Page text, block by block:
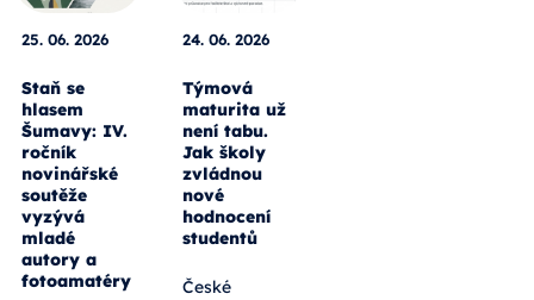
25. 06. 2026
Staň se
hlasem
Šumavy: IV.
ročník
novinářské
soutěže
vyzývá
mladé
autory a
fotoamatéry
24. 06. 2026
Týmová
maturita už
není tabu.
Jak školy
zvládnou
nové
hodnocení
studentů
České